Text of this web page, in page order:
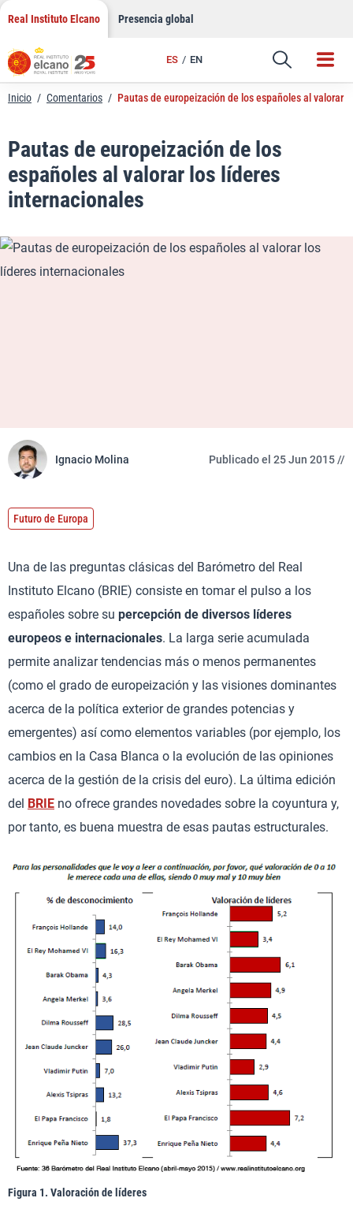
Saltar
contenido
Real Instituto Elcano Presencia global
ES EN
Enlace
Inicio / Comentarios / Pautas de europeización de los españoles al valorar
Pautas de europeización de los
españoles al valorar los líderes
internacionales
Ignacio Molina Publicado el 25 Jun 2015 //
Futuro de Europa
Una de las preguntas clásicas del Barómetro del Real
Instituto Elcano (BRIE) consiste en tomar el pulso a los
españoles sobre su percepción de diversos líderes
europeos e internacionales. La larga serie acumulada
permite analizar tendencias más o menos permanentes
(como el grado de europeización y las visiones dominantes
acerca de la política exterior de grandes potencias y
emergentes) así como elementos variables (por ejemplo, los
cambios en la Casa Blanca o la evolución de las opiniones
acerca de la gestión de la crisis del euro). La última edición
del BRIE no ofrece grandes novedades sobre la coyuntura y,
por tanto, es buena muestra de esas pautas estructurales.
Figura 1. Valoración de líderes